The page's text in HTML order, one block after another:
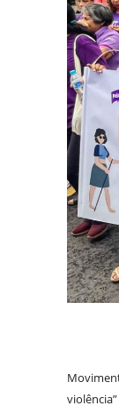
violência”